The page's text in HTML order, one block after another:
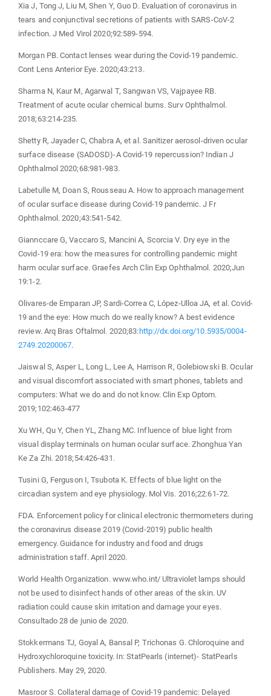
Xia J, Tong J, Liu M, Shen Y, Guo D. Evaluation of coronavirus in
tears and conjunctival secretions of patients with SARS-CoV-2
infection. J Med Virol 2020;92:589-594.
Morgan PB. Contact lenses wear during the Covid-19 pandemic.
Cont Lens Anterior Eye. 2020;43:213.
Sharma N, Kaur M, Agarwal T, Sangwan VS, Vajpayee RB.
Treatment of acute ocular chemical burns. Surv Ophthalmol.
2018;63:214-235.
Shetty R, Jayader C, Chabra A, et al. Sanitizer aerosol-driven ocular
surface disease (SADOSD)-A Covid-19 repercussion? Indian J
Ophthalmol 2020;68:981-983.
Labetulle M, Doan S, Rousseau A. How to approach management
of ocular surface disease during Covid-19 pandemic. J Fr
Ophthalmol. 2020;43:541-542.
Giannccare G, Vaccaro S, Mancini A, Scorcia V. Dry eye in the
Covid-19 era: how the measures for controlling pandemic might
harm ocular surface. Graefes Arch Clin Exp Ophthalmol. 2020;Jun
19:1-2.
Olivares-de Emparan JP, Sardi-Correa C, López-Ulloa JA, et al. Covid-
19 and the eye: How much do we really know? A best evidence
review. Arq Bras Oftalmol. 2020;83: http://dx.doi.org/10.5935/0004-
2749.20200067.
Jaiswal S, Asper L, Long L, Lee A, Harrison R, Golebiowski B. Ocular
and visual discomfort associated with smart phones, tablets and
computers: What we do and do not know. Clin Exp Optom.
2019;102:463-477
Xu WH, Qu Y, Chen YL, Zhang MC. Influence of blue light from
visual display terminals on human ocular surface. Zhonghua Yan
Ke Za Zhi. 2018;54:426-431.
Tusini G, Ferguson I, Tsubota K. Effects of blue light on the
circadian system and eye physiology. Mol Vis. 2016;22:61-72.
FDA. Enforcement policy for clinical electronic thermometers during
the coronavirus disease 2019 (Covid-2019) public health
emergency. Guidance for industry and food and drugs
administration staff. April 2020.
World Health Organization. www.who.int/ Ultraviolet lamps should
not be used to disinfect hands of other areas of the skin. UV
radiation could cause skin irritation and damage your eyes.
Consultado 28 de junio de 2020.
Stokkermans TJ, Goyal A, Bansal P, Trichonas G. Chloroquine and
Hydroxychloroquine toxicity. In: StatPearls (internet)- StatPearls
Publishers. May 29, 2020.
Masroor S. Collateral damage of Covid-19 pandemic: Delayed